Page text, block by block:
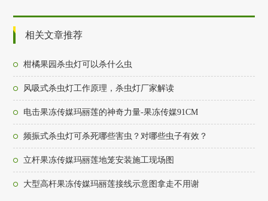
相关文章推荐
柑橘果园杀虫灯可以杀什么虫
风吸式杀虫灯工作原理，杀虫灯厂家解读
电击果冻传媒玛丽莲的神奇力量-果冻传媒91CM
频振式杀虫灯可杀死哪些害虫？对哪些虫子有效？
立杆果冻传媒玛丽莲地笼安装施工现场图
大型高杆果冻传媒玛丽莲接线示意图拿走不用谢